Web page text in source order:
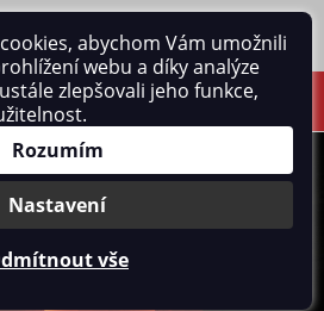
abychom Vám umožnili
webu a díky analýze
zlepšovali jeho funkce,
Rozumím
Nastavení
vše